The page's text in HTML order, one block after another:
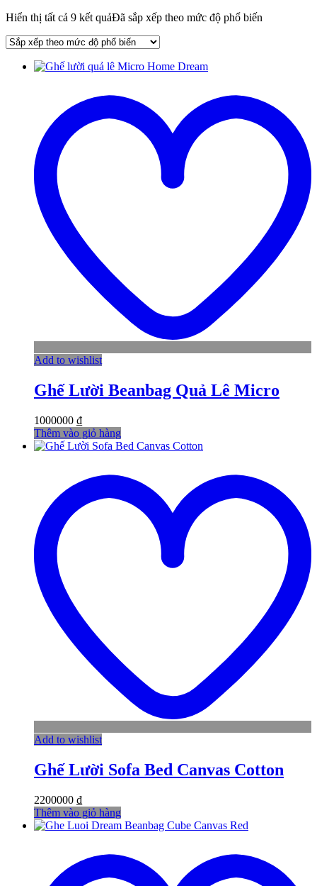
Hiển thị tất cả 9 kết quảĐã sắp xếp theo mức độ phổ biến
Add to wishlist
Ghế Lười Beanbag Quả Lê Micro
1000000 ₫
Thêm vào giỏ hàng
Add to wishlist
Ghế Lười Sofa Bed Canvas Cotton
2200000 ₫
Thêm vào giỏ hàng